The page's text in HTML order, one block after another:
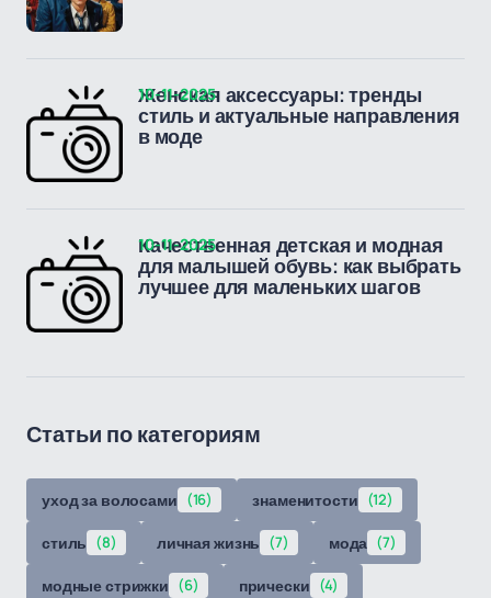
Женская аксессуары: тренды
стиль и актуальные направления
в моде
10-11-2025
Качественная детская и модная
для малышей обувь: как выбрать
лучшее для маленьких шагов
10-11-2025
Статьи по категориям
уход за волосами (16) знаменитости (12)
стиль (8) личная жизнь (7) мода (7)
модные стрижки (6) прически (4)